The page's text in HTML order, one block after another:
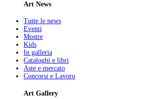
Art News
Tutte le news
Eventi
Mostre
Kids
In galleria
Cataloghi e libri
Aste e mercato
Concorsi e Lavoro
Art Gallery